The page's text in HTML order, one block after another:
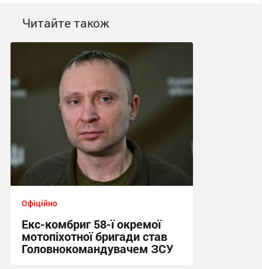
Читайте також
Офіційно
Екс-комбриг 58-ї окремої
мотопіхотної бригади став
Головнокомандувачем ЗСУ